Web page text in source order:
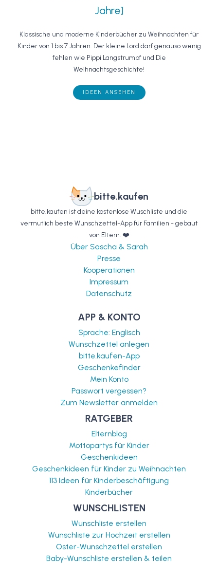
Jahre]
Klassische und moderne Kinderbücher zu Weihnachten für
Kinder von 1 bis 7 Jahren. Der kleine Lord darf genauso wenig
fehlen wie Pippi Langstrumpf und Die
Weihnachtsgeschichte!
IDEEN ANSEHEN
bitte.kaufen
bitte.kaufen ist deine kostenlose Wuschliste und die
vermutlich beste Wunschzettel-App für Familien - gebaut
von Eltern. ❤️
Über Sascha & Sarah
Presse
Kooperationen
Impressum
Datenschutz
APP & KONTO
Sprache: Englisch
Wunschzettel anlegen
bitte.kaufen-App
Geschenkefinder
Mein Konto
Passwort vergessen?
Zum Newsletter anmelden
RATGEBER
Elternblog
Mottopartys für Kinder
Geschenkideen
Geschenkideen für Kinder zu Weihnachten
113 Ideen für Kinderbeschäftigung
Kinderbücher
WUNSCHLISTEN
Wunschliste erstellen
Wunschliste zur Hochzeit erstellen
Oster-Wunschzettel erstellen
Baby-Wunschliste erstellen & teilen